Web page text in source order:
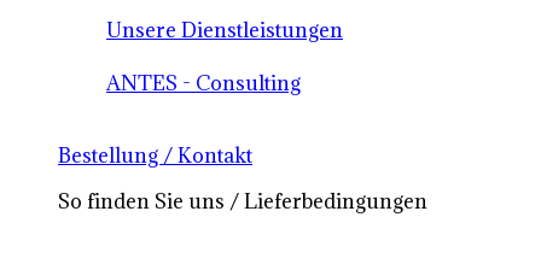
Unsere Dienstleistungen
ANTES - Consulting
Bestellung / Kontakt
So finden Sie uns / Lieferbedingungen